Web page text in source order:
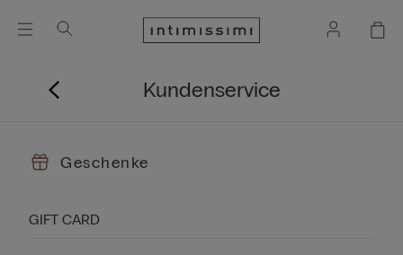
Kundenservice
Geschenke
GIFT CARD